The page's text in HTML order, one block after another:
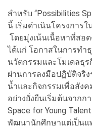
สำหรับ “Possibilities
นี้ เริ่มดำเนินโครงการ
โดยมุ่งเน้นเนื้อหาที่สอ
ได้แก่ โอกาสในการทำ
นวัตกรรมและโมเดลธุ
ผ่านการลงมือปฏิบัติจริ
น้ำและกิจกรรมเพื่อสัง
อย่างยั่งยืนเริ่มต้นจาก
Space for Young
พัฒนานักศึกษาแต่เป็นแ